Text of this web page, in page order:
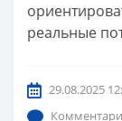
реальные
29.08.2025